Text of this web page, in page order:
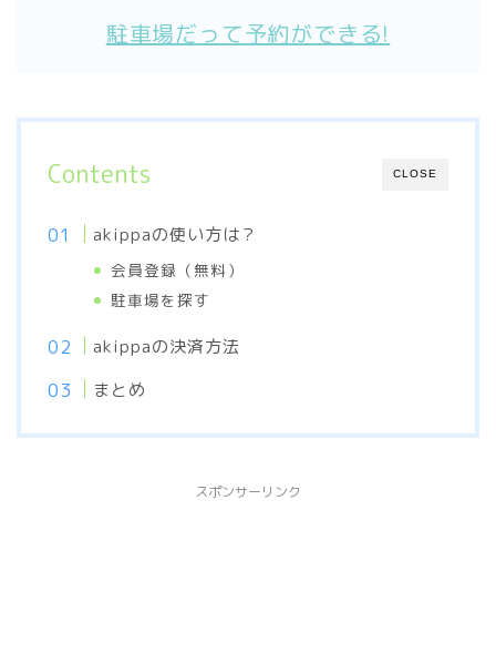
駐車場だって予約ができる!
CLOSE
Contents
akippaの使い方は？
会員登録（無料）
駐車場を探す
akippaの決済方法
まとめ
スポンサーリンク